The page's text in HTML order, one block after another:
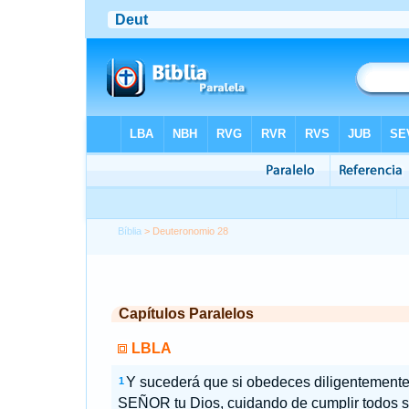
Bíblia > Deuteronomio 28
Capítulos Paralelos
LBLA
1 Y sucederá que si obedeces
SEÑOR tu Dios, cuidando de cumplir todos